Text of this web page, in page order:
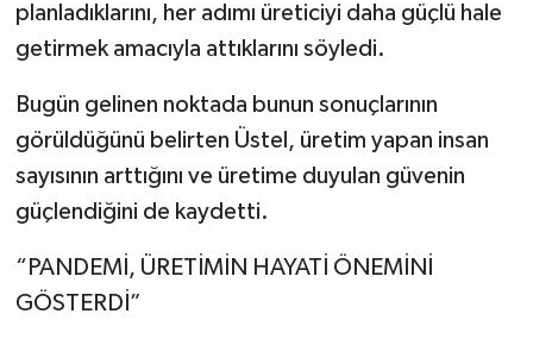
planladıklarını, her adımı üreticiyi daha güçlü hale
getirmek amacıyla attıklarını söyledi.
Bugün gelinen noktada bunun sonuçlarının
görüldüğünü belirten Üstel, üretim yapan insan
sayısının arttığını ve üretime duyulan güvenin
güçlendiğini de kaydetti.
“PANDEMİ, ÜRETİMİN HAYATİ ÖNEMİNİ
GÖSTERDİ”